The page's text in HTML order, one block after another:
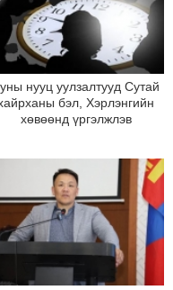
нууц уулзалтууд Сутай
бэл, Хэрлэнгийн
хөвөөнд үргэлжлэв